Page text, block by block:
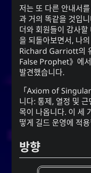
저는 또 다른 안내서
과 거의 똑같을 것입
더와 회원들이 감사
을 되돌아보면서, 나
Richard Garriott의
False Prophet
에서
발견했습니다.
Axiom of
니다: 통제, 열정 및
목이 나옵니다. 이 세
떻게 길드 운영에 적
방향
Every Day